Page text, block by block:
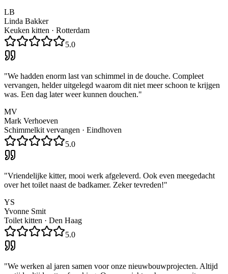
LB
Linda Bakker
Keuken kitten · Rotterdam
5.0
"We hadden enorm last van schimmel in de douche. Compleet
vervangen, helder uitgelegd waarom dit niet meer schoon te krijgen
was. Een dag later weer kunnen douchen."
MV
Mark Verhoeven
Schimmelkit vervangen · Eindhoven
5.0
"Vriendelijke kitter, mooi werk afgeleverd. Ook even meegedacht
over het toilet naast de badkamer. Zeker tevreden!"
YS
Yvonne Smit
Toilet kitten · Den Haag
5.0
"We werken al jaren samen voor onze nieuwbouwprojecten. Altijd